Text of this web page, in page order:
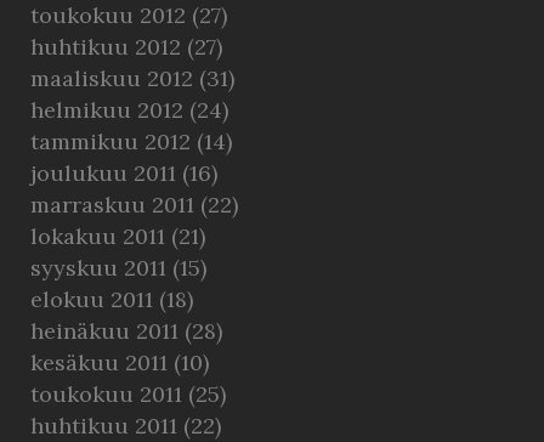
toukokuu 2012 (27)
huhtikuu 2012 (27)
maaliskuu 2012 (31)
helmikuu 2012 (24)
tammikuu 2012 (14)
joulukuu 2011 (16)
marraskuu 2011 (22)
lokakuu 2011 (21)
syyskuu 2011 (15)
elokuu 2011 (18)
heinäkuu 2011 (28)
kesäkuu 2011 (10)
toukokuu 2011 (25)
huhtikuu 2011 (22)